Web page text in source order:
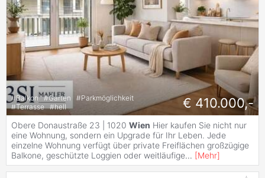
#Balkon #Garten #Parkmöglichkeit
#Terrasse #hell € 410.000,-
Obere Donaustraße 23 | 1020 Wien Hier kaufen Sie nicht nur
eine Wohnung, sondern ein Upgrade für Ihr Leben. Jede
einzelne Wohnung verfügt über private Freiflächen großzügige
Balkone, geschützte Loggien oder weitläufige... [Mehr]